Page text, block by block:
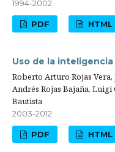
1994-2002
PDF HTML
Uso de la
Roberto Arturo Rojas
Andrés Rojas Bajaña,
Bautista
2003-2012
PDF HTML